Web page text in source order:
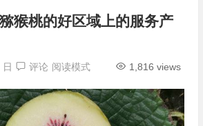
猴桃的好区域上的服务产
评论 1,816 views
阅读模式